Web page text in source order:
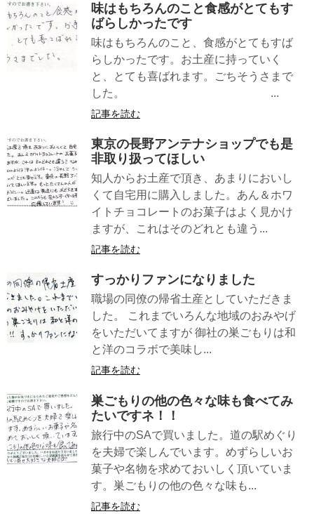
味はもちろんのこと食感がとてもす
ばらしかったです
味はもちろんのこと、食感がとてもすば
らしかったです。お土産に持っていく
と、とても喜ばれます。ごちそうさまで
した。 ...
記事を読む
東京の長野アンテナショップでも是
非取り扱ってほしい
知人からお土産で頂き、あまりにおいし
くて自宅用に購入しました。あん＆ホワ
イトチョコレートのお菓子はよく見かけ
ますが、これはそのどれとも違う...
記事を読む
すっかりファンになりました
職場の同僚の帰省土産としていただきま
した。 これまでいろんな地域のおみやげ
をいただいてますが 御社の巣ごもりは和
と洋のコラボで美味し...
記事を読む
巣ごもりの他の色々な味も食べてみ
たいですネ！！
旅行中のSAで買いました。道の駅めぐり
を夫婦で楽しんでいます。めずらしいお
菓子や名物を求めておいしく頂いていま
す。巣ごもりの他の色々な味も...
記事を読む